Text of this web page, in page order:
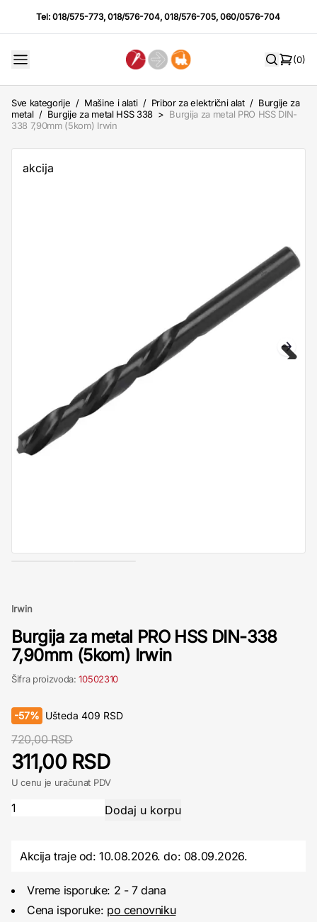
Tel:018/575-773,018/576-704,018/576-705,060/0576-704
(0)
Sve kategorije / Mašine i alati / Pribor za električni alat / Burgije za
metal / Burgije za metal HSS 338 > Burgija za metal PRO HSS DIN-
338 7,90mm (5kom) Irwin
akcija
Irwin
Burgija za metal PRO HSS DIN-338
7,90mm (5kom) Irwin
Šifra proizvoda:10502310
-57% Ušteda 409 RSD
720,00 RSD
311,00 RSD
U cenu je uračunat PDV
Akcija traje od: 10.08.2026.do: 08.09.2026.
Vreme isporuke: 2 - 7 dana
Cena isporuke: po cenovniku